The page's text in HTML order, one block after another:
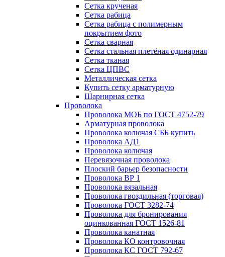
Сетка крученая
Сетка рабица
Сетка рабица с полимерным
покрытием фото
Сетка сварная
Сетка стальная плетёная одинарная
Сетка тканая
Сетка ЦПВС
Металлическая сетка
Купить сетку арматурную
Шарнирная сетка
Проволока
Проволока МОБ по ГОСТ 4752-79
Арматурная проволока
Проволока колючая СББ купить
Проволока АД1
Проволока колючая
Перевязочная проволока
Плоский барьер безопасности
Проволока ВР 1
Проволока вязальная
Проволока гвоздильная (торговая)
Проволока ГОСТ 3282-74
Проволока для бронирования
оцинкованная ГОСТ 1526-81
Проволока канатная
Проволока КО контровочная
Проволока КС ГОСТ 792-67